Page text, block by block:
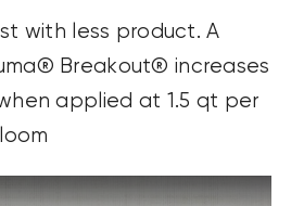
with less product. A
Breakout® increases
applied at 1.5 qt per